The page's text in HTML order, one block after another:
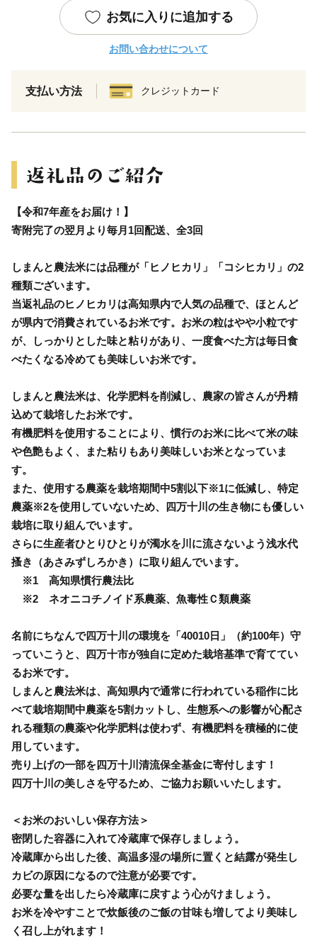
お気に入りに追加する
お問い合わせについて
支払い方法 クレジットカード
【令和7年産をお届け！】
寄附完了の翌月より毎月1回配送、全3回
しまんと農法米には品種が「ヒノヒカリ」「コシヒカリ」の2
種類ございます。
当返礼品のヒノヒカリは高知県内で人気の品種で、ほとんど
が県内で消費されているお米です。お米の粒はやや小粒です
が、しっかりとした味と粘りがあり、一度食べた方は毎日食
べたくなる冷めても美味しいお米です。
しまんと農法米は、化学肥料を削減し、農家の皆さんが丹精
込めて栽培したお米です。
有機肥料を使用することにより、慣行のお米に比べて米の味
や色艶もよく、また粘りもあり美味しいお米となっていま
す。
また、使用する農薬を栽培期間中5割以下※1に低減し、特定
農薬※2を使用していないため、四万十川の生き物にも優しい
栽培に取り組んでいます。
さらに生産者ひとりひとりが濁水を川に流さないよう浅水代
搔き（あさみずしろかき）に取り組んでいます。
※1 高知県慣行農法比
※2 ネオニコチノイド系農薬、魚毒性Ｃ類農薬
名前にちなんで四万十川の環境を「40010日」（約100年）守
っていこうと、四万十市が独自に定めた栽培基準で育ててい
るお米です。
しまんと農法米は、高知県内で通常に行われている稲作に比
べて栽培期間中農薬を5割カットし、生態系への影響が心配さ
れる種類の農薬や化学肥料は使わず、有機肥料を積極的に使
用しています。
売り上げの一部を四万十川清流保全基金に寄付します！
四万十川の美しさを守るため、ご協力お願いいたします。
＜お米のおいしい保存方法＞
密閉した容器に入れて冷蔵庫で保存しましょう。
冷蔵庫から出した後、高温多湿の場所に置くと結露が発生し
カビの原因になるので注意が必要です。
必要な量を出したら冷蔵庫に戻すよう心がけましょう。
お米を冷やすことで炊飯後のご飯の甘味も増してより美味し
く召し上がれます！